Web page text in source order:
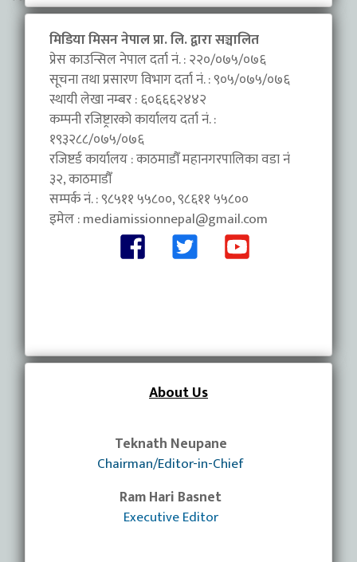
मिडिया मिसन नेपाल प्रा. लि. द्वारा सञ्चालित
प्रेस काउन्सिल नेपाल दर्ता नं. : २२०/०७५/०७६
सूचना तथा प्रसारण विभाग दर्ता नं. : ९०५/०७५/०७६
स्थायी लेखा नम्बर : ६०६६६२४४२
कम्पनी रजिष्ट्रारको कार्यालय दर्ता नं. :
१९३२८८/०७५/०७६
रजिष्टर्ड कार्यालय : काठमाडौँ महानगरपालिका वडा नंं
३२, काठमाडौँ
सम्पर्क नं. : ९८५११ ५५८००, ९८६११ ५५८००
इमेल :mediamissionnepal@gmail.com
About Us
Teknath Neupane
Chairman/Editor-in-Chief
Ram Hari Basnet
Executive Editor